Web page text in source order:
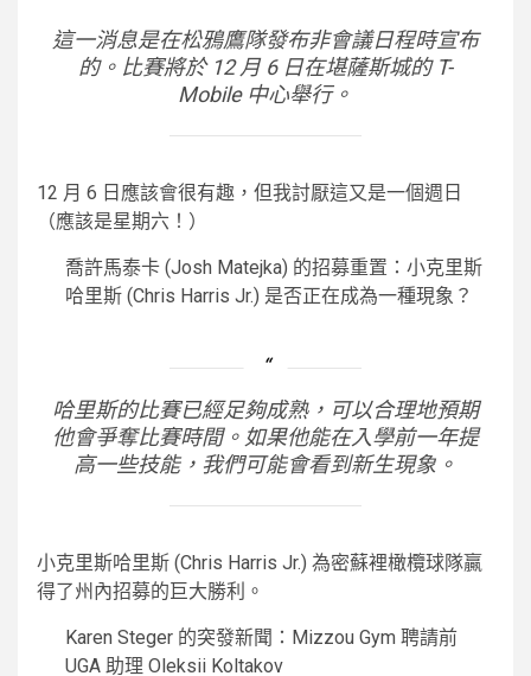
這一消息是在松鴉鷹隊發布非會議日程時宣布
的。比賽將於 12 月 6 日在堪薩斯城的 T-
Mobile 中心舉行。
12 月 6 日應該會很有趣，但我討厭這又是一個週日
（應該是星期六！）
喬許馬泰卡 (Josh Matejka) 的招募重置：小克里斯
哈里斯 (Chris Harris Jr.) 是否正在成為一種現象？
哈里斯的比賽已經足夠成熟，可以合理地預期
他會爭奪比賽時間。如果他能在入學前一年提
高一些技能，我們可能會看到新生現象。
小克里斯哈里斯 (Chris Harris Jr.) 為密蘇裡橄欖球隊贏
得了州內招募的巨大勝利。
Karen Steger 的突發新聞：Mizzou Gym 聘請前
UGA 助理 Oleksii Koltakov